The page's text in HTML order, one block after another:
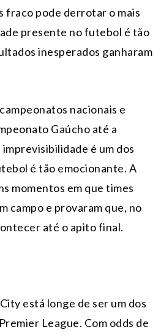
fraco pode derrotar o mais
presente no futebol é tão
inesperados ganharam
nacionais e
Gaúcho até a
é um dos
é tão emocionante. A
momentos em que times
campo e provaram que, no
até o apito final.
está longe de ser um dos
League. Com odds de